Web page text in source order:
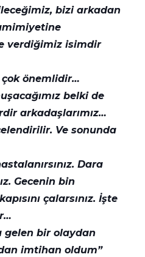
bizi arkadan
verdiğimiz isimdir
çok önemlidir…
belki de
arkadaşlarımız…
Ve sonunda
Dara
Gecenin bin
çalarsınız. İşte
gelen bir olaydan
imtihan oldum”